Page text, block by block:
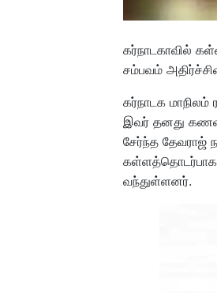
கர்நாடகாவில்
சம்பவம்
கர்நாடக மாநிலம்
இவர் தனது
சேர்ந்த தேவராஜ்
கள்ளத்தொடர்பாக
வந்துள்ளனர்.